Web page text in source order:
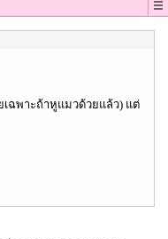
เฉพาะถ้าหูแมวด้วยแล้ว) แต่